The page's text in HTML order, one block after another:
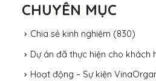
CHUYÊN MỤC
Chia sẻ kinh nghiệm (830)
Dự án đã thực hiện cho khách
Hoạt động – Sự kiện